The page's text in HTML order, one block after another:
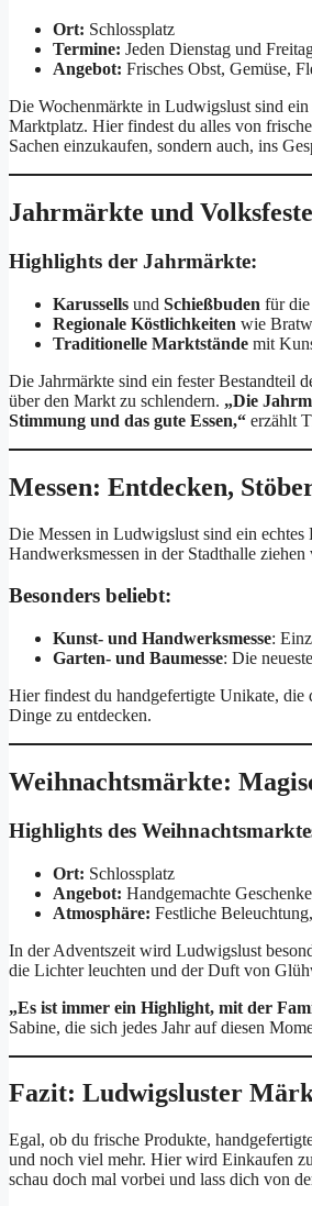
Ort: Schlossplatz
Termine: Jeden Dienstag und
Angebot: Frisches Obst, Gemüse,
Die Wochenmärkte in Ludwigslust sind ein
Marktplatz. Hier findest du alles von
Sachen einzukaufen, sondern auch, ins
Jahrmärkte und
Highlights der Jahrmärkte:
Karussells und Schießbuden für
Regionale Köstlichkeiten wie
Traditionelle Marktstände mit
Die Jahrmärkte sind ein fester Bestandteil
über den Markt zu schlendern. „Die
Stimmung und das gute Essen,“ erzählt
Messen: Entdecken,
Die Messen in Ludwigslust sind ein
Handwerksmessen in der Stadthalle ziehen
Besonders beliebt:
Kunst- und Handwerksmesse:
Garten- und Baumesse: Die
Hier findest du handgefertigte Unikate,
Dinge zu entdecken.
Weihnachtsmärkte:
Highlights des
Ort: Schlossplatz
Angebot: Handgemachte
Atmosphäre: Festliche
In der Adventszeit wird Ludwigslust
die Lichter leuchten und der Duft von
„Es ist immer ein Highlight, mit der
Sabine, die sich jedes Jahr auf diesen
Fazit: Ludwigsluster
Egal, ob du frische Produkte,
und noch viel mehr. Hier wird Einkaufen
schau doch mal vorbei und lass dich von